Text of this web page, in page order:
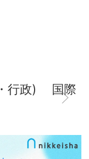
行政) 国際